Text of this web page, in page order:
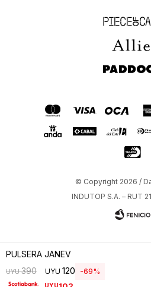
PULSERA JANEV
UYU 390 UYU 120 69
Piece of Cake
Allie
Paddock
© Copyright 2026 /
INDUTOP S.A. – RUT